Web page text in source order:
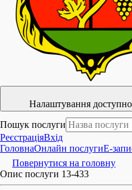
Налаштування
Пошук послуги
РеєстраціяВхід
ГоловнаОнлайн послугиE-
Повернутися на головну
Опис послуги 13-433